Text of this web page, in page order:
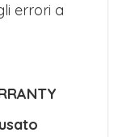
errori a